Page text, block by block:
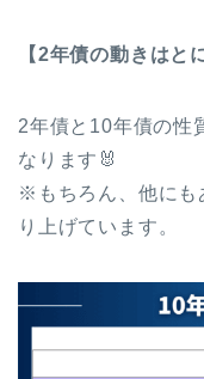
【2年債の動きはと
2年債と10年債の性
なります🐰
※もちろん、他にも
り上げています。